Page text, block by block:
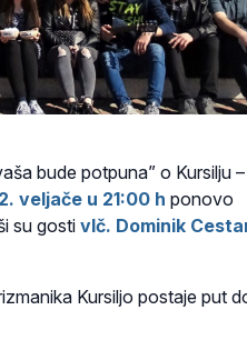
bude potpuna”o Kursilju –
veljače u 21:00 h ponovo
su gostivlč. Dominik
Kursiljo postaje put